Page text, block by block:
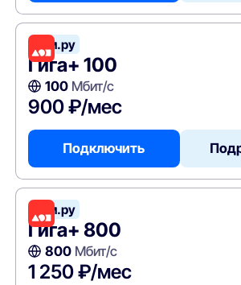
Дом.ру
Гига+ 100
100Мбит/с
900 ₽/мес
Подключить
Дом.ру
Гига+ 800
800Мбит/с
1 250 ₽/мес